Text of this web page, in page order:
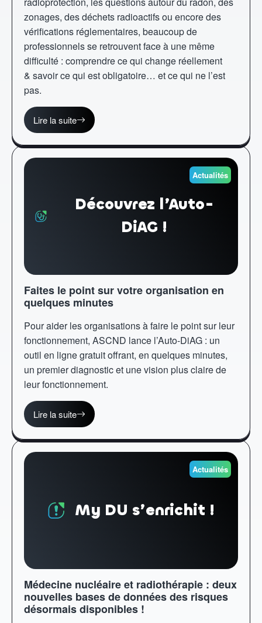
zonages, des déchets radioactifs ou encore des
vérifications réglementaires, beaucoup de
professionnels se retrouvent face à une même
difficulté : comprendre ce qui change réellement
& savoir ce qui est obligatoire… et ce qui ne l’est
pas.
Lire la suite
Actualités
Découvrez l’Auto-
DiAG !
Faites le point sur votre organisation en
quelques minutes
Pour aider les organisations à faire le point sur leur
fonctionnement, ASCND lance l’Auto-DiAG : un
outil en ligne gratuit offrant, en quelques minutes,
un premier diagnostic et une vision plus claire de
leur fonctionnement.
Lire la suite
Actualités
My DU s’enrichit !
Médecine nucléaire et radiothérapie : deux
nouvelles bases de données des risques
désormais disponibles !